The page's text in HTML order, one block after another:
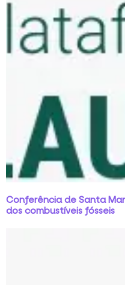
Conferência de Santa
dos combustíveis fósseis